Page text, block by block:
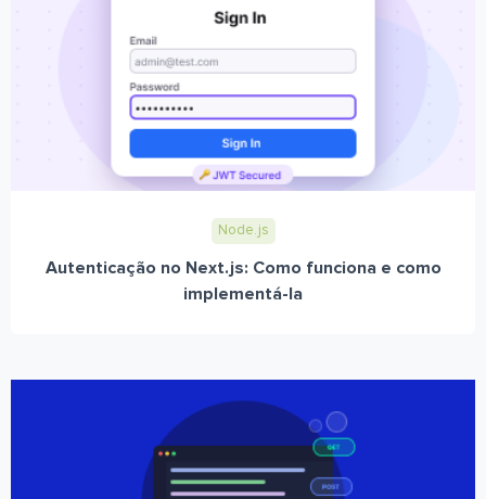
Node.js
Autenticação no Next.js: Como funciona e como
implementá-la